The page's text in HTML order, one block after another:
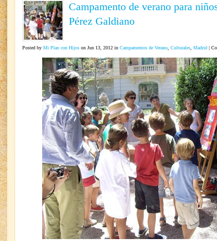
Campamento de verano para
Pérez Galdiano
Posted by Mi Plan con Hijos on Jun 13, 2012 in Campamentos de Verano Culturales Madrid |